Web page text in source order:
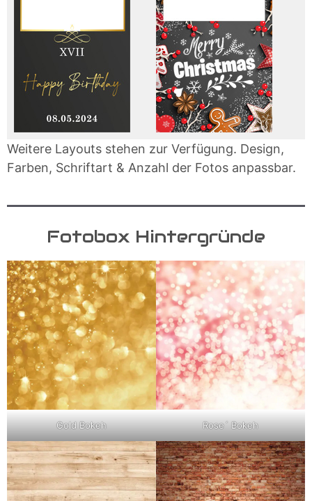
Weitere Layouts stehen zur Verfügung. Design,
Farben, Schriftart & Anzahl der Fotos anpassbar.
Fotobox Hintergründe
Gold Bokeh Rose´ Bokeh